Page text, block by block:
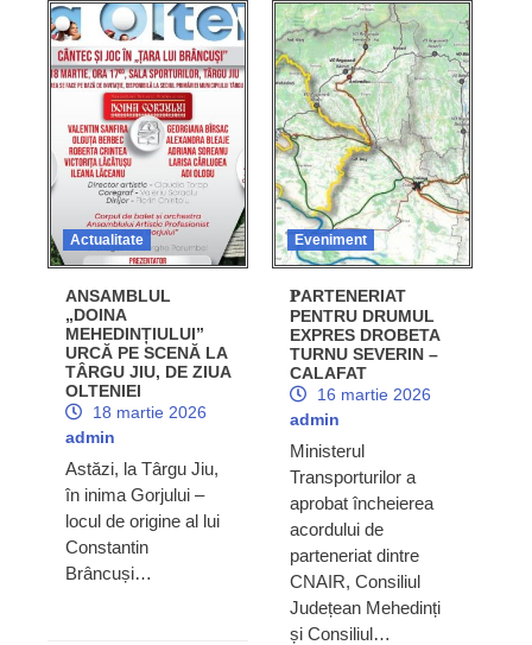
Actualitate
ANSAMBLUL
„DOINA
MEHEDINȚIULUI”
URCĂ PE SCENĂ LA
TÂRGU JIU, DE ZIUA
OLTENIEI
18 martie 2026
admin
Astăzi, la Târgu Jiu,
în inima Gorjului –
locul de origine al lui
Constantin
Brâncuși…
Eveniment
𝐏ARTENERIAT
PENTRU DRUMUL
EXPRES DROBETA
TURNU SEVERIN –
CALAFAT
16 martie 2026
admin
Ministerul
Transporturilor a
aprobat încheierea
acordului de
parteneriat dintre
CNAIR, Consiliul
Județean Mehedinți
și Consiliul…